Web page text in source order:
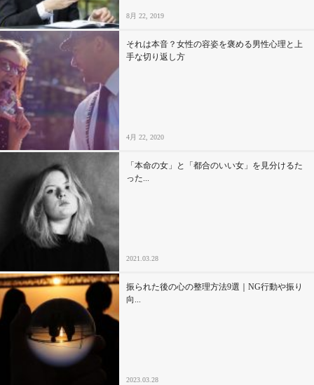
8月 22, 2019
それは本音？女性の容姿を褒める男性心理と上
手な切り返し方
4月 22, 2020
「本命の女」と「都合のいい女」を見分けるた
った...
2021.03.28
振られた後の心の整理方法9選｜NG行動や振り
向...
2023.03.28